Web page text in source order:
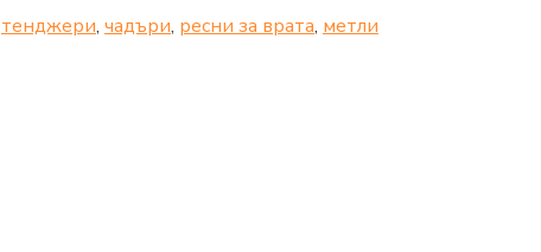
тенджери, чадъри, ресни за врата, метли